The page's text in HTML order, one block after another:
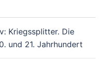
Kriegssplitter. Die
und 21. Jahrhundert